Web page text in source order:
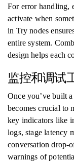
For error handling,
activate when
in Try nodes
entire system.
design helps each
监控和调试
Once you’ve built
becomes crucial to
key indicators like
logs, stage latency
conversation drop-
warnings of